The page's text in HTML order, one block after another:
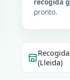
recogida
pronto.
(Lleida)